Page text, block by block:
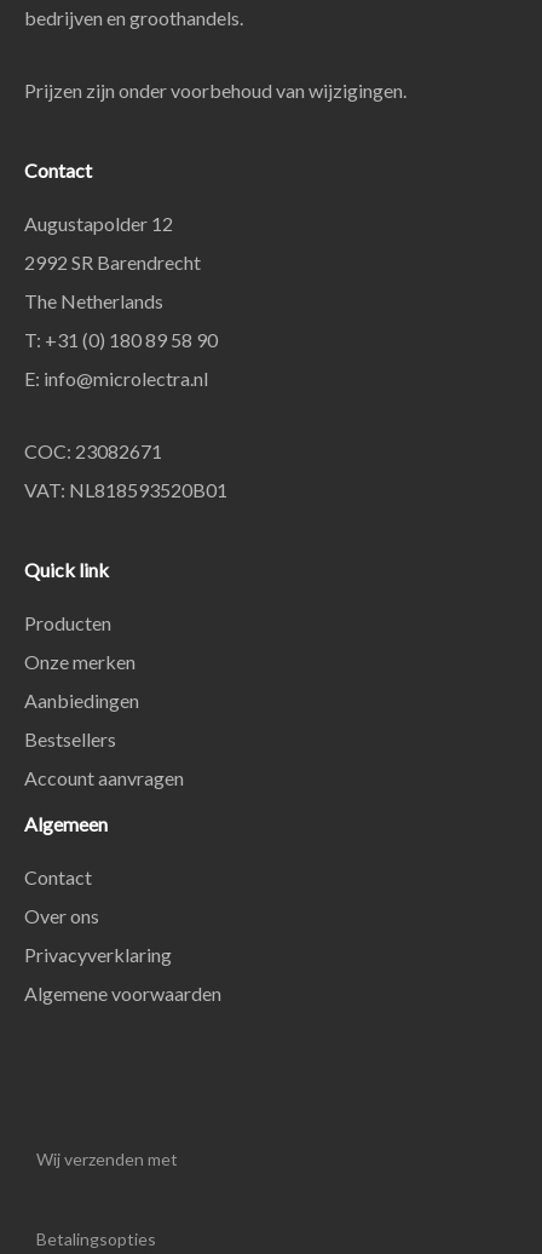
bedrijven en groothandels.
Prijzen zijn onder voorbehoud van wijzigingen.
Contact
Augustapolder 12
2992 SR Barendrecht
The Netherlands
T: +31 (0) 180 89 58 90
E: info@microlectra.nl
COC: 23082671
VAT: NL818593520B01
Quick link
Producten
Onze merken
Aanbiedingen
Bestsellers
Account aanvragen
Algemeen
Contact
Over ons
Privacyverklaring
Algemene voorwaarden
Wij verzenden met
Betalingsopties